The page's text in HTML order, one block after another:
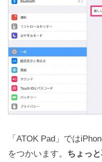
「ATOK Pad」では
をつかいます。 ちょっ